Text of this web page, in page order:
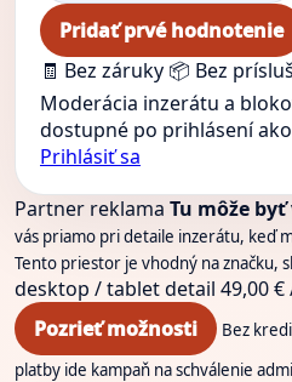
Pridať prvé hodnotenie
🧾 Bez záruky 📦 Bez
Moderácia inzerátu a
dostupné po prihlásení
Prihlásiť sa
Partner reklama Tu môže
vás priamo pri detaile inzerátu, keď
Tento priestor je vhodný na značku,
desktop / tabletdetail 49,00 €
Pozrieť možnosti
Bez
platby ide kampaň na schválenie